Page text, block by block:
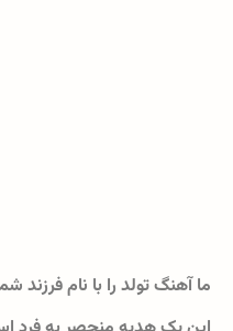
ما آهنگ تولد را با نام فرزند